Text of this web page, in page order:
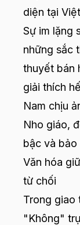
diện tại
Sự im lặng
những sắc
thuyết bán
giải thích
Nam chịu
Nho giáo,
bậc và
Văn hóa
từ chối
Trong giao
"Không"